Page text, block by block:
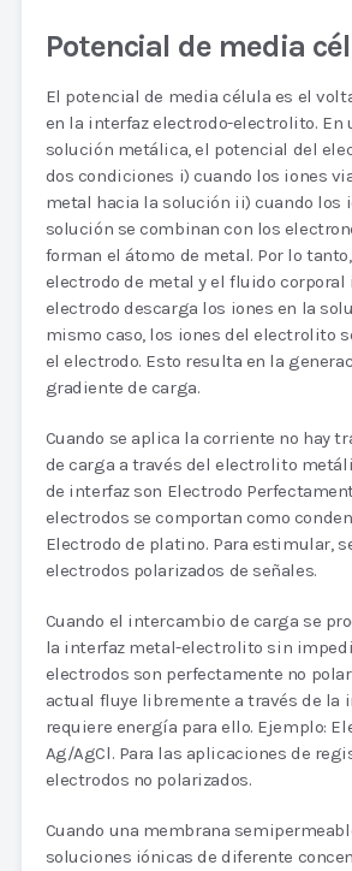
Potencial de media
El potencial de media célula es el
en la interfaz electrodo-electrolito. En
solución metálica, el potencial del
dos condiciones i) cuando los iones
metal hacia la solución ii) cuando los
solución se combinan con los
forman el átomo de metal. Por lo
electrodo de metal y el fluido corporal
electrodo descarga los iones en la
mismo caso, los iones del electrolito
el electrodo. Esto resulta en la
gradiente de carga.
Cuando se aplica la corriente no hay
de carga a través del electrolito
de interfaz son Electrodo
electrodos se comportan como
Electrodo de platino. Para estimular,
electrodos polarizados de señales.
Cuando el intercambio de carga se
la interfaz metal-electrolito sin
electrodos son perfectamente no
actual fluye libremente a través de la
requiere energía para ello. Ejemplo:
Ag/AgCl. Para las aplicaciones de
electrodos no polarizados.
Cuando una membrana
soluciones iónicas de diferente